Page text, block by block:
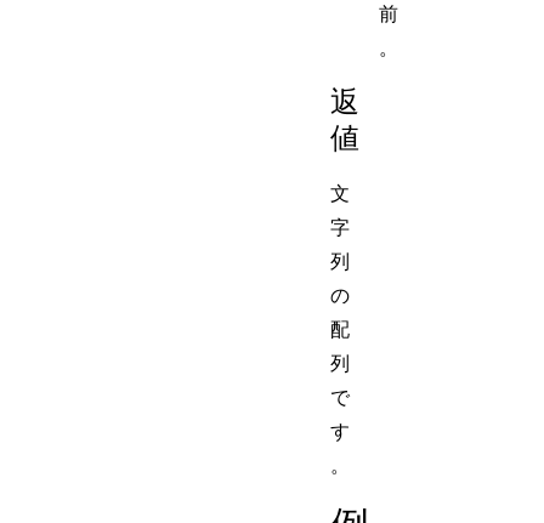
前
。
返
値
文
字
列
の
配
列
で
す
。